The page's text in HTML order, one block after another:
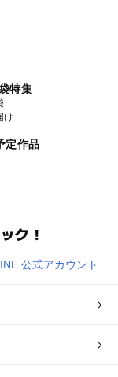
特集
け
定作品
ク！